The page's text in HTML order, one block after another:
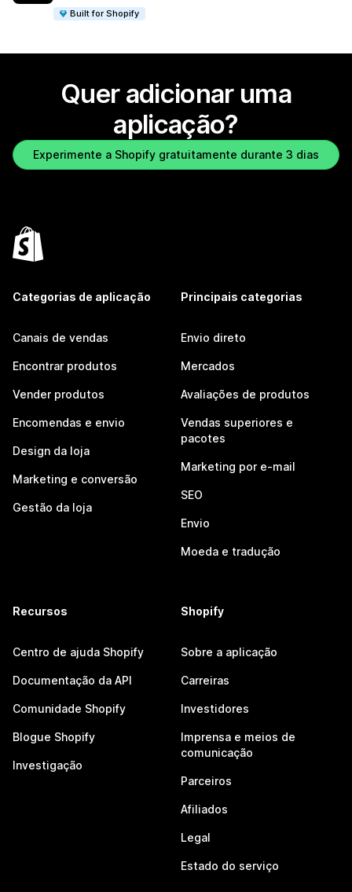
Built for Shopify
Quer adicionar uma
aplicação?
Experimente a Shopify gratuitamente durante 3 dias
Categorias de aplicação
Canais de vendas
Encontrar produtos
Vender produtos
Encomendas e envio
Design da loja
Marketing e conversão
Gestão da loja
Principais categorias
Envio direto
Mercados
Avaliações de produtos
Vendas superiores e
pacotes
Marketing por e-mail
SEO
Envio
Moeda e tradução
Recursos
Centro de ajuda Shopify
Documentação da API
Comunidade Shopify
Blogue Shopify
Investigação
Shopify
Sobre a aplicação
Carreiras
Investidores
Imprensa e meios de
comunicação
Parceiros
Afiliados
Legal
Estado do serviço